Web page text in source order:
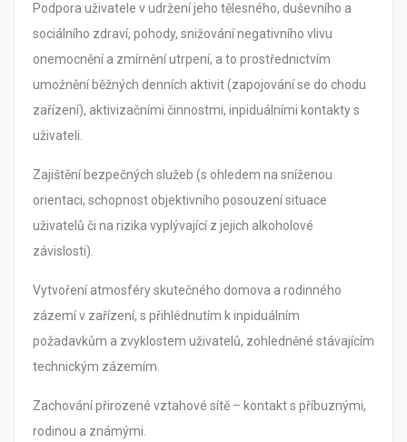
Podpora uživatele v udržení jeho tělesného, duševního a
sociálního zdraví, pohody, snižování negativního vlivu
onemocnění a zmírnění utrpení, a to prostřednictvím
umožnění běžných denních aktivit (zapojování se do chodu
zařízení), aktivizačními činnostmi, inpiduálními kontakty s
uživateli.
Zajištění bezpečných služeb (s ohledem na sníženou
orientaci, schopnost objektivního posouzení situace
uživatelů či na rizika vyplývající z jejich alkoholové
závislosti).
Vytvoření atmosféry skutečného domova a rodinného
zázemí v zařízení, s přihlédnutím k inpiduálním
požadavkům a zvyklostem uživatelů, zohledněné stávajícím
technickým zázemím.
Zachování přirozené vztahové sítě – kontakt s příbuznými,
rodinou a známými.